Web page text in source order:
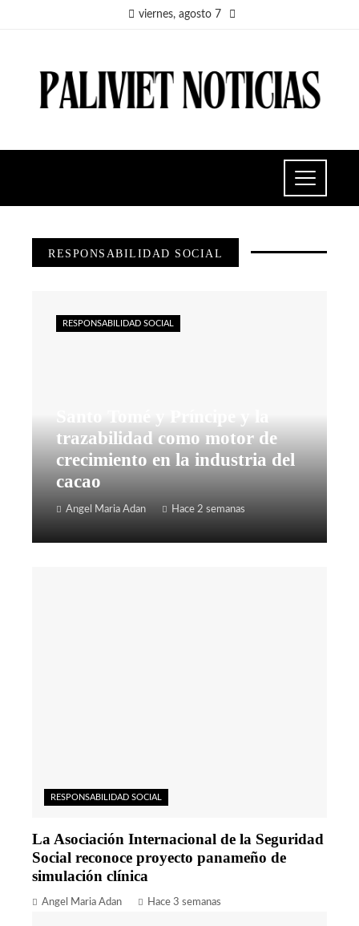
viernes, agosto 7
RESPONSABILIDAD SOCIAL
trazabilidad como motor de
crecimiento en la industria del
cacao
Angel Maria Adan Hace 2 semanas
RESPONSABILIDAD SOCIAL
RESPONSABILIDAD SOCIAL
La Asociación Internacional de la Seguridad
Social reconoce proyecto panameño de
simulación clínica
Angel Maria Adan Hace 3 semanas